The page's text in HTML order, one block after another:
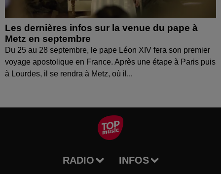
Les dernières infos sur la venue du pape à
Metz en septembre
Du 25 au 28 septembre, le pape Léon XIV fera son premier
voyage apostolique en France. Après une étape à Paris puis
à Lourdes, il se rendra à Metz, où il...
RADIO INFOS